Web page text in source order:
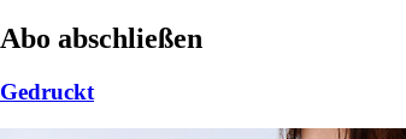
Abo abschließen
Gedruckt